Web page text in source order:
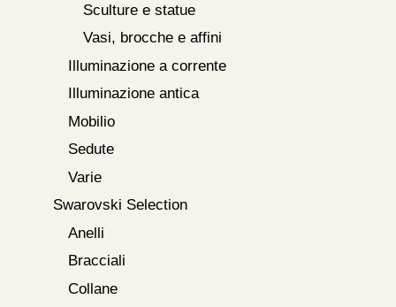
Sculture e statue
Vasi, brocche e affini
Illuminazione a corrente
Illuminazione antica
Mobilio
Sedute
Varie
Swarovski Selection
Anelli
Bracciali
Collane